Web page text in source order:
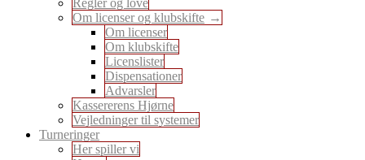
Regler og love
Om licenser og klubskifte
Om licenser
Om klubskifte
Licenslister
Dispensationer
Advarsler
Kassererens Hjørne
Vejledninger til systemer
Turneringer
Her spiller vi